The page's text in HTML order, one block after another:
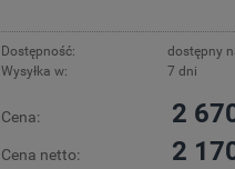
Dostępność:
dostępny
Wysyłka w:
7 dni
Cena: 2
Cena netto: 2